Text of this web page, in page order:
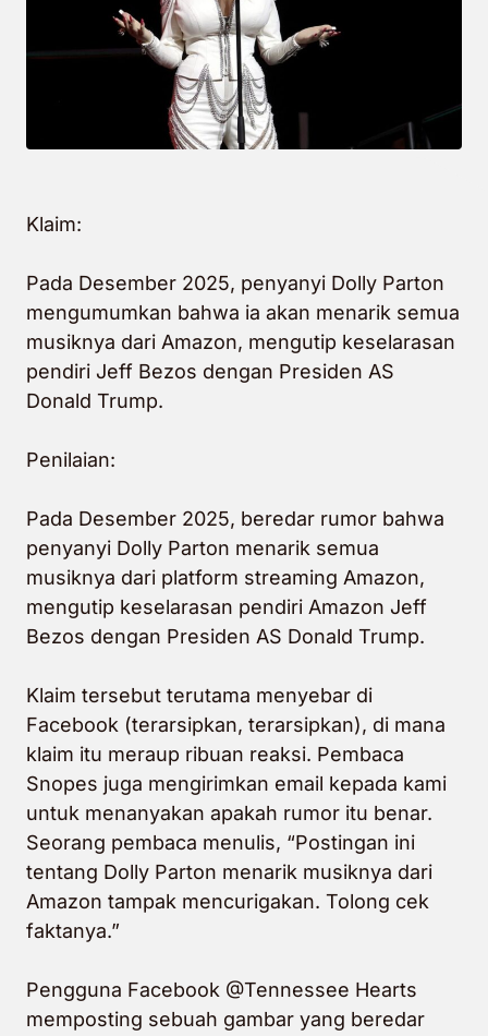
Klaim:
Pada Desember 2025, penyanyi Dolly Parton
mengumumkan bahwa ia akan menarik semua
musiknya dari Amazon, mengutip keselarasan
pendiri Jeff Bezos dengan Presiden AS
Donald Trump.
Penilaian:
Pada Desember 2025, beredar rumor bahwa
penyanyi Dolly Parton menarik semua
musiknya dari platform streaming Amazon,
mengutip keselarasan pendiri Amazon Jeff
Bezos dengan Presiden AS Donald Trump.
Klaim tersebut terutama menyebar di
Facebook (terarsipkan, terarsipkan), di mana
klaim itu meraup ribuan reaksi. Pembaca
Snopes juga mengirimkan email kepada kami
untuk menanyakan apakah rumor itu benar.
Seorang pembaca menulis, “Postingan ini
tentang Dolly Parton menarik musiknya dari
Amazon tampak mencurigakan. Tolong cek
faktanya.”
Pengguna Facebook @Tennessee Hearts
memposting sebuah gambar yang beredar